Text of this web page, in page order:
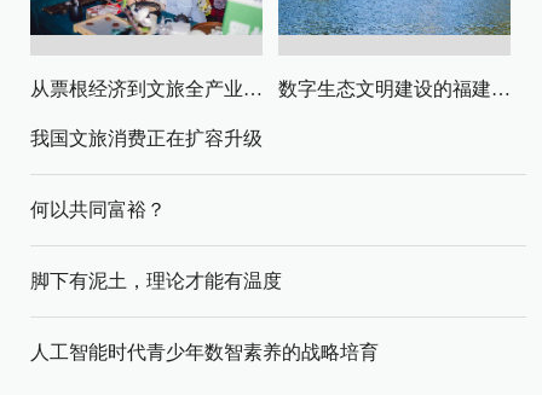
从票根经济到文旅全产业链升级 数字生态文明建设的福建路径与启示
我国文旅消费正在扩容升级
何以共同富裕？
脚下有泥土，理论才能有温度
人工智能时代青少年数智素养的战略培育